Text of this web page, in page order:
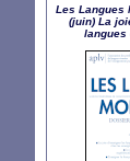
Les Langues
(juin) La
langues